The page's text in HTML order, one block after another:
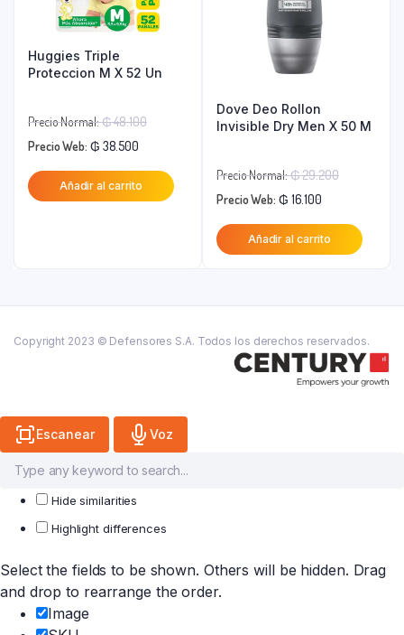
Huggies Triple
Proteccion M X 52 Un
Precio Normal:₲48.100El
original
era:
Precio Web: ₲ 38.500
precio
actual
Añadir al carrito
Dove Deo Rollon
Invisible Dry Men X 50 M
Precio Normal:₲29.200El
original
era:
Precio Web: ₲ 16.100
precio
actual
Añadir al carrito
Copyright 2023 © Defensores S.A. Todos los derechos reservados.
Escanear Voz
Hide similarities
Highlight differences
Select the fields to be shown. Others will be hidden. Drag
and drop to rearrange the order.
Image